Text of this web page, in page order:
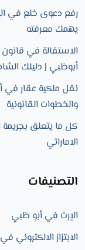
رفع دعوى خلع في
يهمك معرفته
الاستقالة في
أبوظبي | دليلك
نقل ملكية عقار في
والخطوات القانونية
كل ما يتعلق بجريمة
الاماراتي
التصنيفات
الإرث في أبو ظبي
الابتزاز الالكتروني